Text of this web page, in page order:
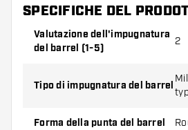
SPECIFICHE DEL
Valutazione dell'impugnatura
del barrel (1-5)
2
Tipo di impugnatura del barrel
Forma della punta del barrel